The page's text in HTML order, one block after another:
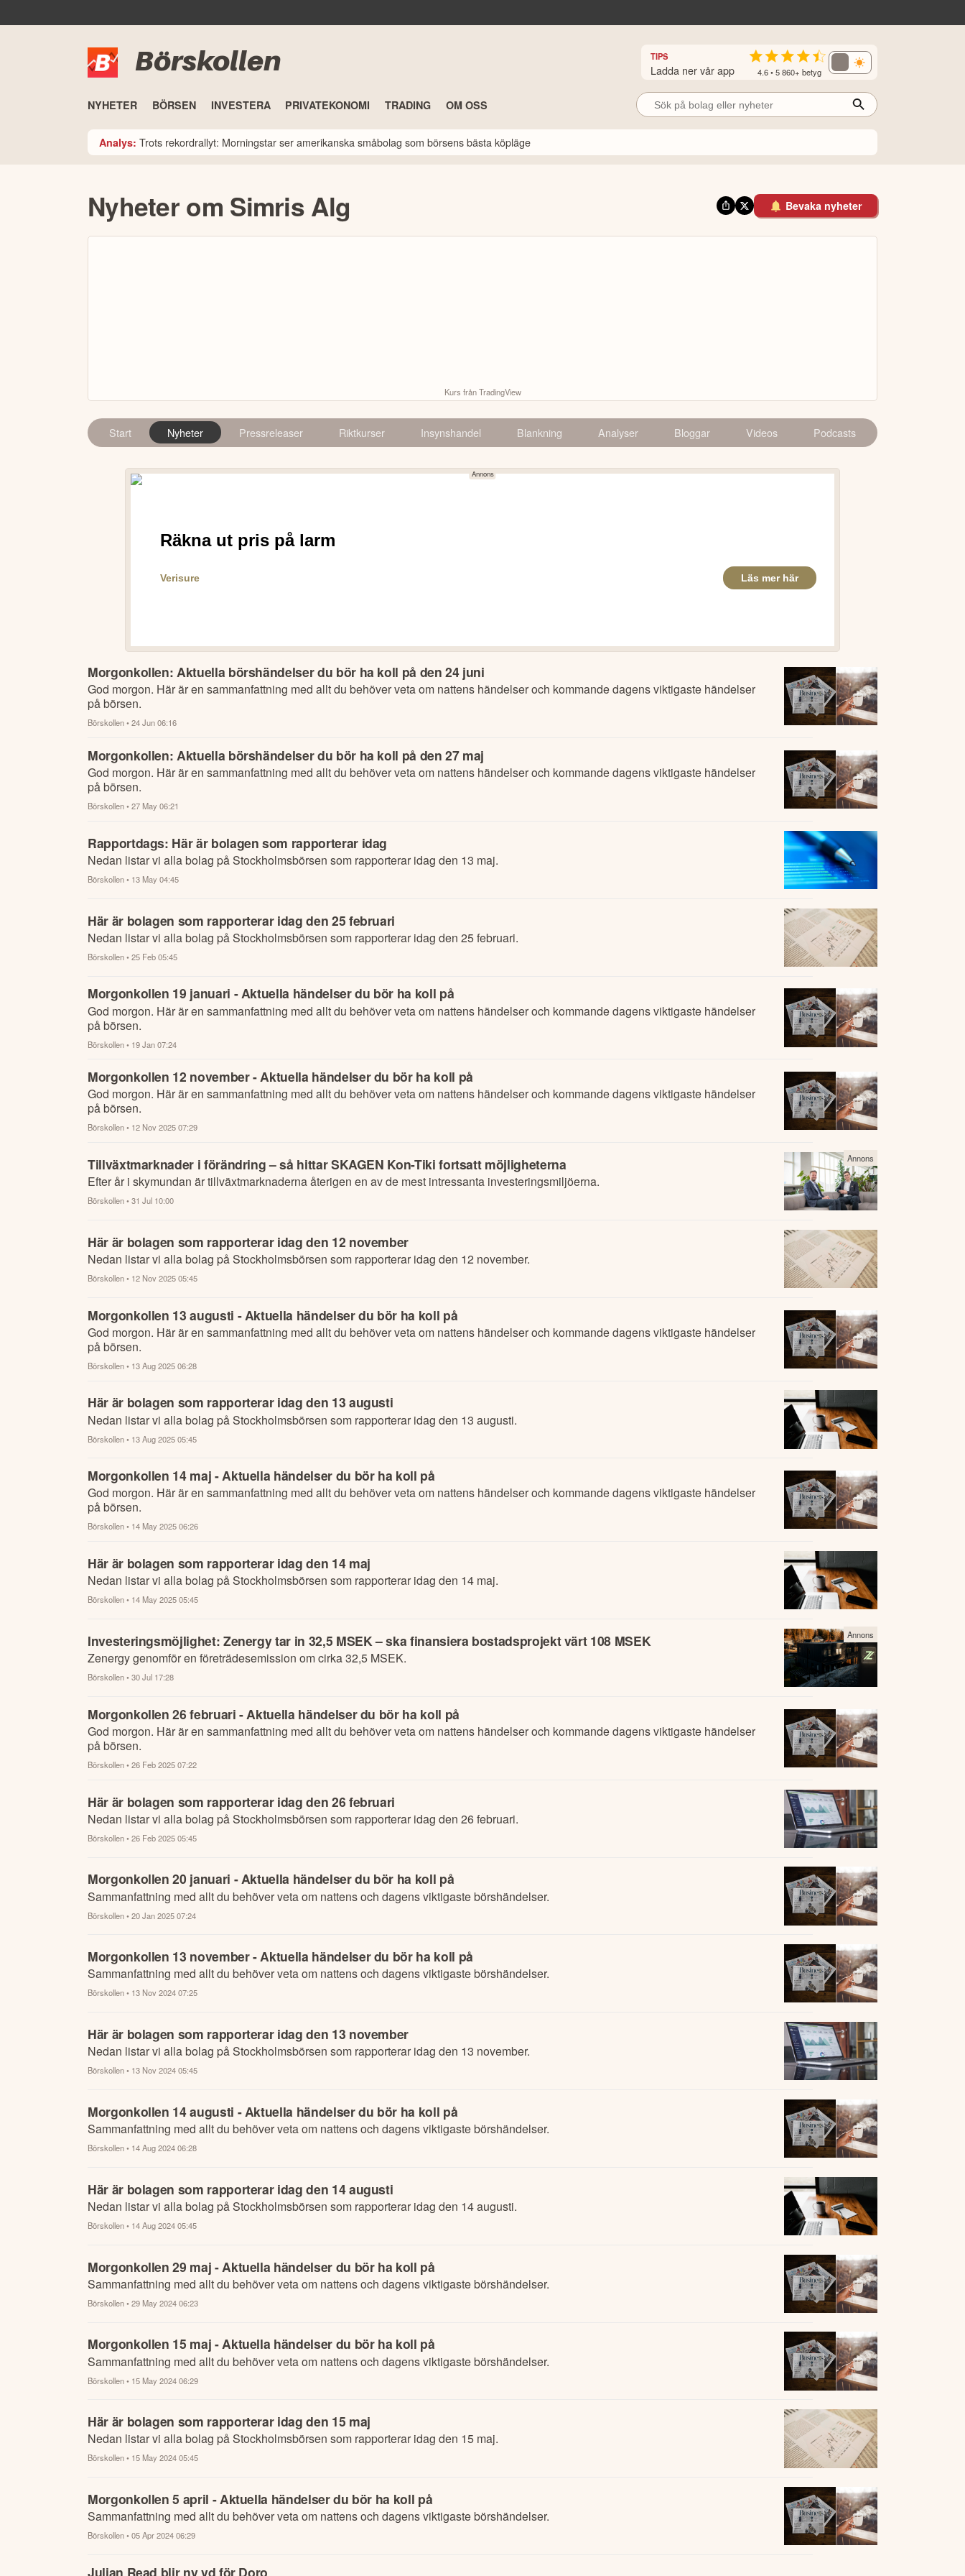
Börskollen TIPS
Ladda ner vår app 4.6 • 5 860+ betyg
NYHETER BÖRSEN INVESTERA PRIVATEKONOMI TRADING OM OSS
Analys: Trots rekordrallyt: Morningstar ser amerikanska småbolag som börsens bästa köpläge
Nyheter om Simris Alg Bevaka nyheter
Kurs från TradingView
Start Nyheter Pressreleaser Riktkurser Insynshandel Blankning Analyser Bloggar Videos Podcasts
Morgonkollen: Aktuella börshändelser du bör ha koll på den 24 juni
God morgon. Här är en sammanfattning med allt du behöver veta om nattens händelser och kommande dagens viktigaste händelser
på börsen.
Börskollen• 24 Jun 06:16
Morgonkollen: Aktuella börshändelser du bör ha koll på den 27 maj
God morgon. Här är en sammanfattning med allt du behöver veta om nattens händelser och kommande dagens viktigaste händelser
på börsen.
Börskollen• 27 May 06:21
Rapportdags: Här är bolagen som rapporterar idag
Nedan listar vi alla bolag på Stockholmsbörsen som rapporterar idag den 13 maj.
Börskollen• 13 May 04:45
Här är bolagen som rapporterar idag den 25 februari
Nedan listar vi alla bolag på Stockholmsbörsen som rapporterar idag den 25 februari.
Börskollen• 25 Feb 05:45
Morgonkollen 19 januari - Aktuella händelser du bör ha koll på
God morgon. Här är en sammanfattning med allt du behöver veta om nattens händelser och kommande dagens viktigaste händelser
på börsen.
Börskollen• 19 Jan 07:24
Morgonkollen 12 november - Aktuella händelser du bör ha koll på
God morgon. Här är en sammanfattning med allt du behöver veta om nattens händelser och kommande dagens viktigaste händelser
på börsen.
Börskollen• 12 Nov 2025 07:29
Tillväxtmarknader i förändring – så hittar SKAGEN Kon-Tiki fortsatt möjligheterna
Efter år i skymundan är tillväxtmarknaderna återigen en av de mest intressanta investeringsmiljöerna.
Börskollen• 31 Jul 10:00
Annons
Här är bolagen som rapporterar idag den 12 november
Nedan listar vi alla bolag på Stockholmsbörsen som rapporterar idag den 12 november.
Börskollen• 12 Nov 2025 05:45
Morgonkollen 13 augusti - Aktuella händelser du bör ha koll på
God morgon. Här är en sammanfattning med allt du behöver veta om nattens händelser och kommande dagens viktigaste händelser
på börsen.
Börskollen• 13 Aug 2025 06:28
Här är bolagen som rapporterar idag den 13 augusti
Nedan listar vi alla bolag på Stockholmsbörsen som rapporterar idag den 13 augusti.
Börskollen• 13 Aug 2025 05:45
Morgonkollen 14 maj - Aktuella händelser du bör ha koll på
God morgon. Här är en sammanfattning med allt du behöver veta om nattens händelser och kommande dagens viktigaste händelser
på börsen.
Börskollen• 14 May 2025 06:26
Här är bolagen som rapporterar idag den 14 maj
Nedan listar vi alla bolag på Stockholmsbörsen som rapporterar idag den 14 maj.
Börskollen• 14 May 2025 05:45
Investeringsmöjlighet: Zenergy tar in 32,5 MSEK – ska finansiera bostadsprojekt värt 108 MSEK
Zenergy genomför en företrädesemission om cirka 32,5 MSEK.
Börskollen• 30 Jul 17:28
Annons
Morgonkollen 26 februari - Aktuella händelser du bör ha koll på
God morgon. Här är en sammanfattning med allt du behöver veta om nattens händelser och kommande dagens viktigaste händelser
på börsen.
Börskollen• 26 Feb 2025 07:22
Här är bolagen som rapporterar idag den 26 februari
Nedan listar vi alla bolag på Stockholmsbörsen som rapporterar idag den 26 februari.
Börskollen• 26 Feb 2025 05:45
Morgonkollen 20 januari - Aktuella händelser du bör ha koll på
Sammanfattning med allt du behöver veta om nattens och dagens viktigaste börshändelser.
Börskollen• 20 Jan 2025 07:24
Morgonkollen 13 november - Aktuella händelser du bör ha koll på
Sammanfattning med allt du behöver veta om nattens och dagens viktigaste börshändelser.
Börskollen• 13 Nov 2024 07:25
Här är bolagen som rapporterar idag den 13 november
Nedan listar vi alla bolag på Stockholmsbörsen som rapporterar idag den 13 november.
Börskollen• 13 Nov 2024 05:45
Morgonkollen 14 augusti - Aktuella händelser du bör ha koll på
Sammanfattning med allt du behöver veta om nattens och dagens viktigaste börshändelser.
Börskollen• 14 Aug 2024 06:28
Här är bolagen som rapporterar idag den 14 augusti
Nedan listar vi alla bolag på Stockholmsbörsen som rapporterar idag den 14 augusti.
Börskollen• 14 Aug 2024 05:45
Morgonkollen 29 maj - Aktuella händelser du bör ha koll på
Sammanfattning med allt du behöver veta om nattens och dagens viktigaste börshändelser.
Börskollen• 29 May 2024 06:23
Morgonkollen 15 maj - Aktuella händelser du bör ha koll på
Sammanfattning med allt du behöver veta om nattens och dagens viktigaste börshändelser.
Börskollen• 15 May 2024 06:29
Här är bolagen som rapporterar idag den 15 maj
Nedan listar vi alla bolag på Stockholmsbörsen som rapporterar idag den 15 maj.
Börskollen• 15 May 2024 05:45
Morgonkollen 5 april - Aktuella händelser du bör ha koll på
Sammanfattning med allt du behöver veta om nattens och dagens viktigaste börshändelser.
Börskollen• 05 Apr 2024 06:29
Julian Read blir ny vd för Doro